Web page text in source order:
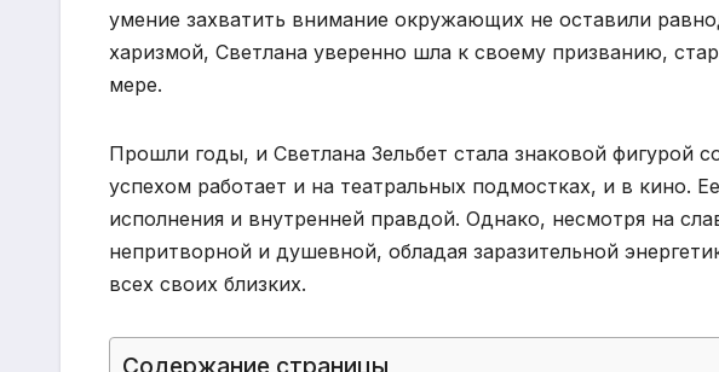
умение захватить внимание окружающих не оставили
харизмой, Светлана уверенно шла к своему призванию,
мере.
Прошли годы, и Светлана Зельбет стала знаковой фигурой
успехом работает и на театральных подмостках, и в кино.
исполнения и внутренней правдой. Однако, несмотря на
непритворной и душевной, обладая заразительной
всех своих близких.
Содержание страницы